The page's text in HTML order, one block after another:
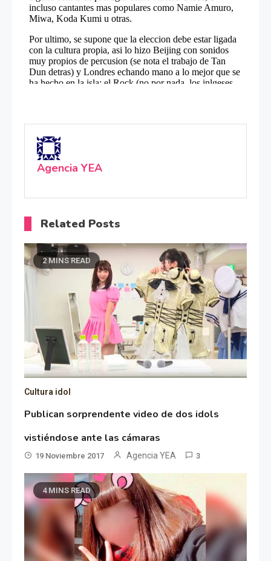
Agencia YEA
Related Posts
2 MINS READ
Cultura idol
Publican sorprendente video de dos idols
vistiéndose ante las cámaras
19 Noviembre 2017 Agencia YEA 3
4 MINS READ